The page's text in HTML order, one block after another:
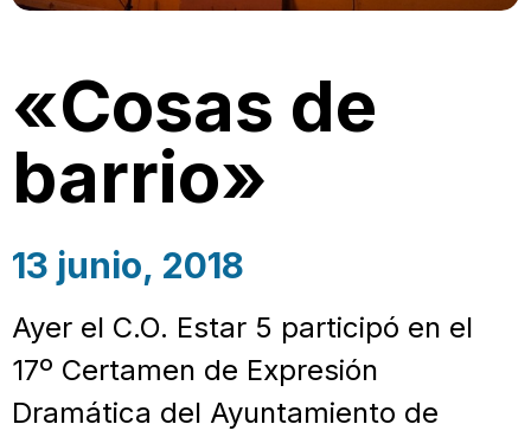
«Cosas de
barrio»
13 junio, 2018
Ayer el C.O. Estar 5 participó en el
17º Certamen de Expresión
Dramática del Ayuntamiento de